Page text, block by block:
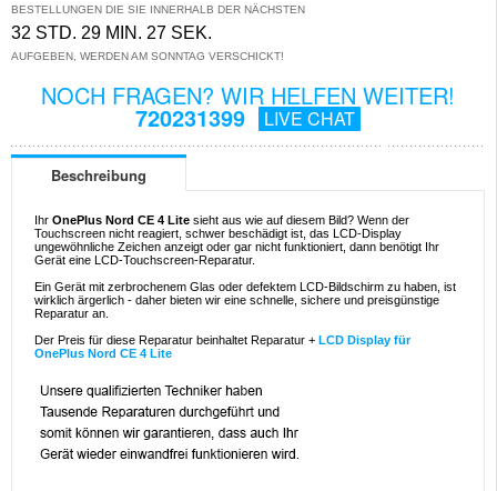
BESTELLUNGEN DIE SIE INNERHALB DER NÄCHSTEN
32 STD. 29 MIN. 27 SEK.
AUFGEBEN, WERDEN AM SONNTAG VERSCHICKT!
NOCH FRAGEN? WIR HELFEN WEITER!
720231399 LIVE CHAT
Beschreibung
Ihr OnePlus Nord CE 4 Lite sieht aus wie auf diesem Bild? Wenn der
Touchscreen nicht reagiert, schwer beschädigt ist, das LCD-Display
ungewöhnliche Zeichen anzeigt oder gar nicht funktioniert, dann benötigt Ihr
Gerät eine LCD-Touchscreen-Reparatur.
Ein Gerät mit zerbrochenem Glas oder defektem LCD-Bildschirm zu haben, ist
wirklich ärgerlich - daher bieten wir eine schnelle, sichere und preisgünstige
Reparatur an.
Der Preis für diese Reparatur beinhaltet Reparatur + LCD Display für
OnePlus Nord CE 4 Lite